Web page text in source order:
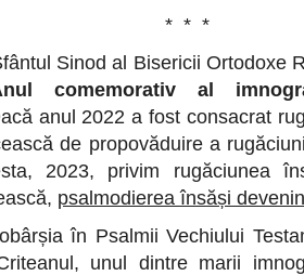
* * *
Sinod al Bisericii Ortodoxe
comemorativ al
anul 2022 a fost consacrat
de propovăduire a
2023, privim rugăciunea
psalmodierea însăși
în Psalmii Vechiului
unul dintre marii